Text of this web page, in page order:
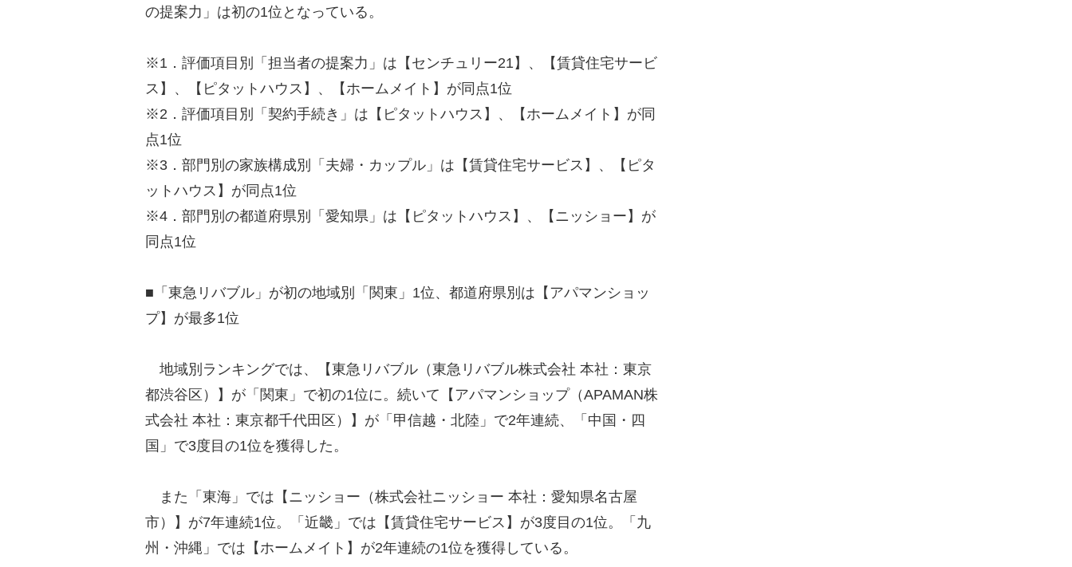
の提案力」は初の1位となっている。
※1．評価項目別「担当者の提案力」は【センチュリー21】、【賃貸住宅サービ
ス】、【ピタットハウス】、【ホームメイト】が同点1位
※2．評価項目別「契約手続き」は【ピタットハウス】、【ホームメイト】が同
点1位
※3．部門別の家族構成別「夫婦・カップル」は【賃貸住宅サービス】、【ピタ
ットハウス】が同点1位
※4．部門別の都道府県別「愛知県」は【ピタットハウス】、【ニッショー】が
同点1位
■「東急リバブル」が初の地域別「関東」1位、都道府県別は【アパマンショッ
プ】が最多1位
地域別ランキングでは、【東急リバブル（東急リバブル株式会社 本社：東京
都渋谷区）】が「関東」で初の1位に。続いて【アパマンショップ（APAMAN株
式会社 本社：東京都千代田区）】が「甲信越・北陸」で2年連続、「中国・四
国」で3度目の1位を獲得した。
また「東海」では【ニッショー（株式会社ニッショー 本社：愛知県名古屋
市）】が7年連続1位。「近畿」では【賃貸住宅サービス】が3度目の1位。「九
州・沖縄」では【ホームメイト】が2年連続の1位を獲得している。